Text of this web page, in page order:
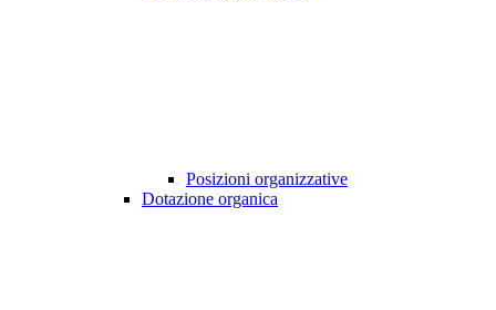
Posizioni organizzative
Dotazione organica